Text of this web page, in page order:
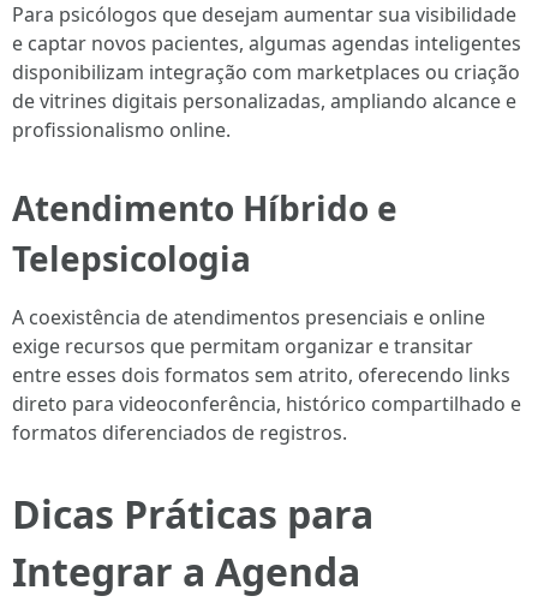
Para psicólogos que desejam aumentar sua visibilidade
e captar novos pacientes, algumas agendas inteligentes
disponibilizam integração com marketplaces ou criação
de vitrines digitais personalizadas, ampliando alcance e
profissionalismo online.
Atendimento Híbrido e
Telepsicologia
A coexistência de atendimentos presenciais e online
exige recursos que permitam organizar e transitar
entre esses dois formatos sem atrito, oferecendo links
direto para videoconferência, histórico compartilhado e
formatos diferenciados de registros.
Dicas Práticas para
Integrar a Agenda